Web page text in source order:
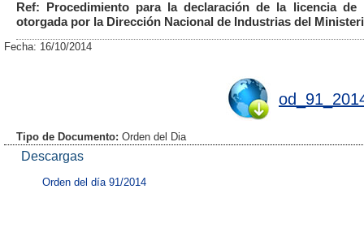
Ref: Procedimiento para la declaración de la licencia
otorgada por la Dirección Nacional de Industrias del
Fecha: 16/10/2014
Tipo de Documento: Orden del Dia
Descargas
Orden del día 91/2014